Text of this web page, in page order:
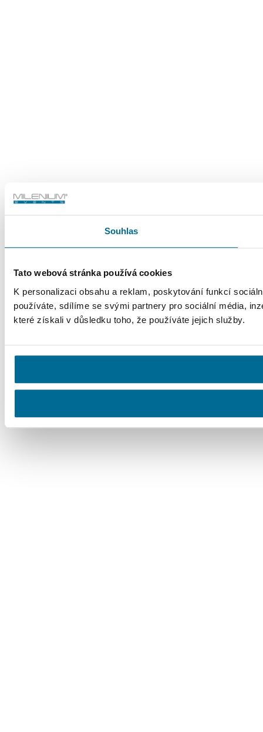
Souhlas
Tato webová stránka používá cookies
K personalizaci obsahu a reklam, poskytování funkcí
používáte, sdílíme se svými partnery pro sociální média,
které získali v důsledku toho, že používáte jejich služby.